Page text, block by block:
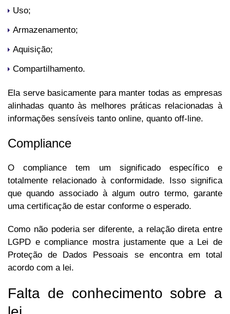
Uso;
Armazenamento;
Aquisição;
Compartilhamento.
Ela serve basicamente para manter todas as empresas
alinhadas quanto às melhores práticas relacionadas à
informações sensíveis tanto online, quanto off-line.
Compliance
O compliance tem um significado específico e
totalmente relacionado à conformidade. Isso significa
que quando associado à algum outro termo, garante
uma certificação de estar conforme o esperado.
Como não poderia ser diferente, a relação direta entre
LGPD e compliance mostra justamente que a Lei de
Proteção de Dados Pessoais se encontra em total
acordo com a lei.
Falta de conhecimento sobre a